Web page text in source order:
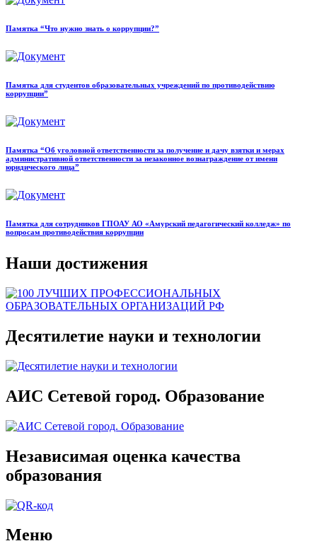
Памятка “Что нужно знать о коррупции?”
Памятка для студентов образовательных учреждений по противодействию
коррупции”
Памятка “Об уголовной ответственности за получение и дачу взятки и мерах
административной ответственности за незаконное вознаграждение от имени
юридического лица”
Памятка для сотрудников ГПОАУ АО «Амурский педагогический колледж» по
вопросам противодействия коррупции
Наши достижения
Десятилетие науки и технологии
АИС Сетевой город. Образование
Независимая оценка качества
образования
Меню